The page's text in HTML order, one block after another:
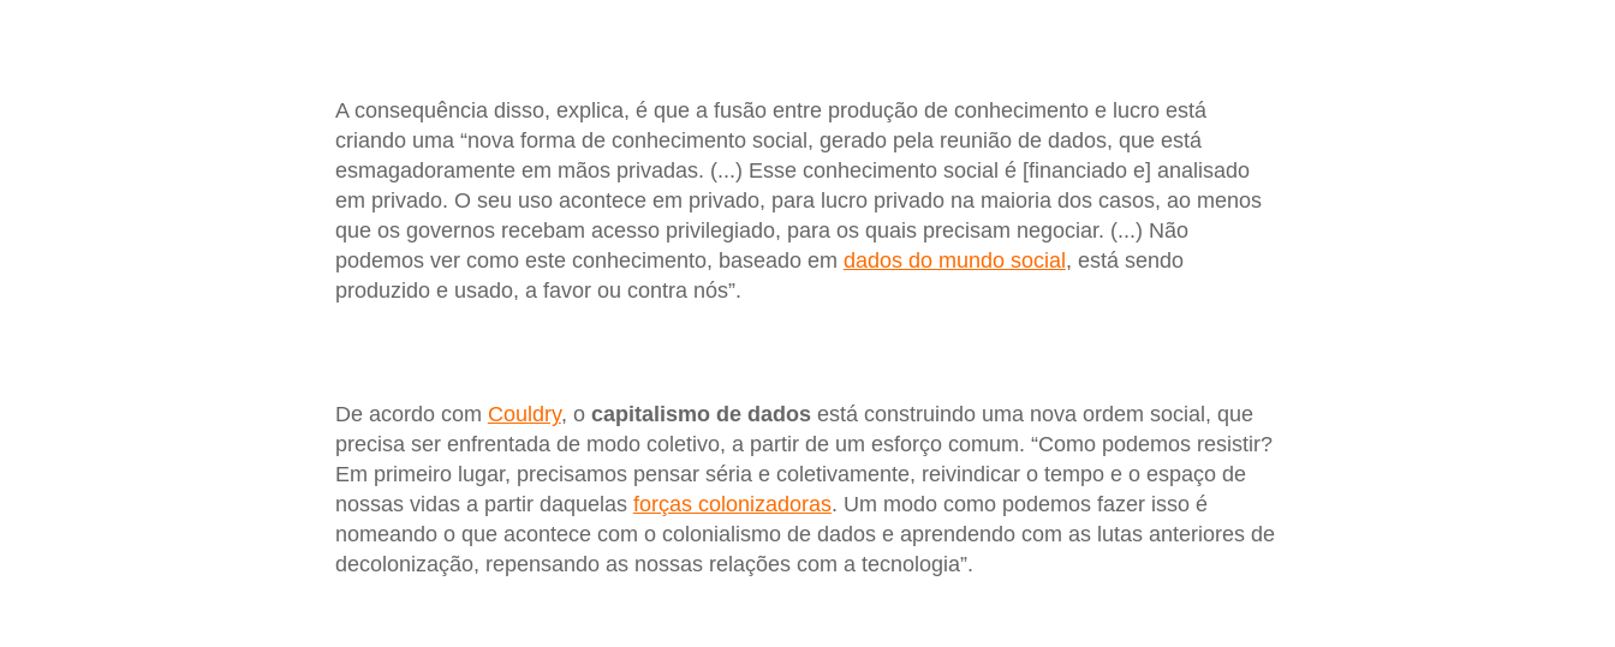
A consequência disso, explica, é que a fusão entre produção de conhecimento e lucro está
criando uma “nova forma de conhecimento social, gerado pela reunião de dados, que está
esmagadoramente em mãos privadas. (...) Esse conhecimento social é [financiado e] analisado
em privado. O seu uso acontece em privado, para lucro privado na maioria dos casos, ao menos
que os governos recebam acesso privilegiado, para os quais precisam negociar. (...) Não
podemos ver como este conhecimento, baseado em dados do mundo social, está sendo
produzido e usado, a favor ou contra nós”.
De acordo com Couldry, o capitalismo de dadosestá construindo uma nova ordem social, que
precisa ser enfrentada de modo coletivo, a partir de um esforço comum. “Como podemos resistir?
Em primeiro lugar, precisamos pensar séria e coletivamente, reivindicar o tempo e o espaço de
nossas vidas a partir daquelas forças colonizadoras. Um modo como podemos fazer isso é
nomeando o que acontece com o colonialismo de dados e aprendendo com as lutas anteriores de
decolonização, repensando as nossas relações com a tecnologia”.